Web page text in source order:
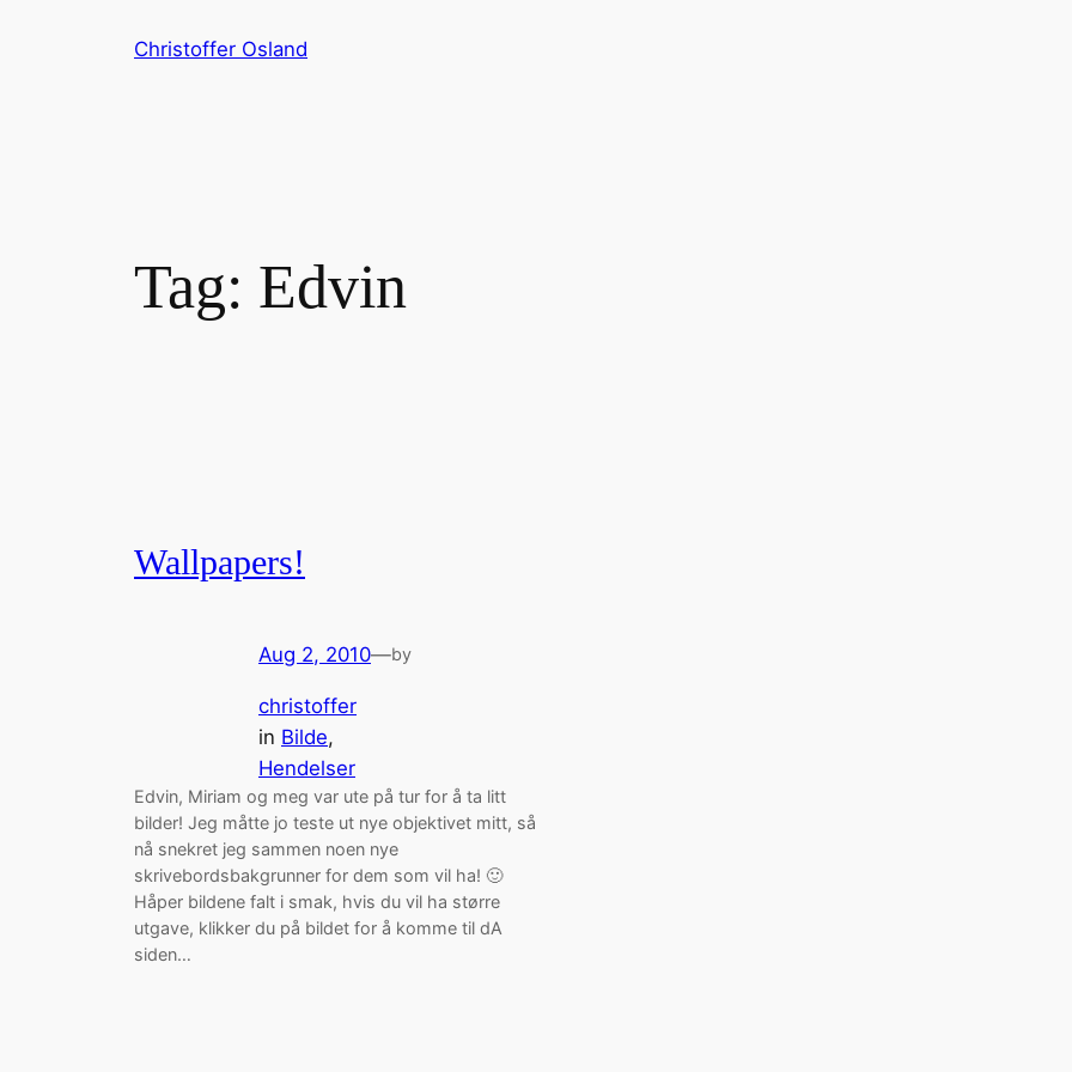
Christoffer Osland
Tag: Edvin
Wallpapers!
Aug 2, 2010—by
christoffer
in Bilde
Hendelser
Edvin, Miriam og meg var ute på tur for å ta litt
bilder! Jeg måtte jo teste ut nye objektivet mitt, så
nå snekret jeg sammen noen nye
skrivebordsbakgrunner for dem som vil ha! 🙂
Håper bildene falt i smak, hvis du vil ha større
utgave, klikker du på bildet for å komme til dA
siden…